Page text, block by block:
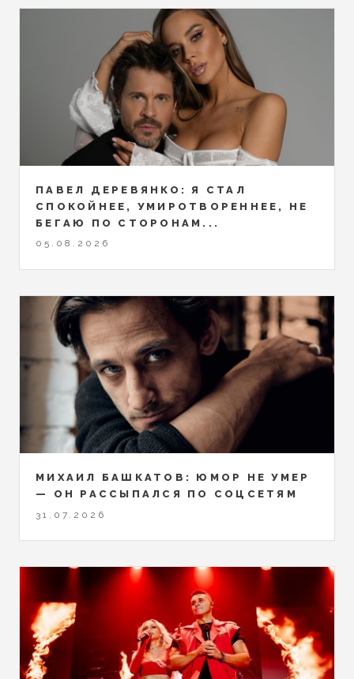
ПАВЕЛ ДЕРЕВЯНКО: Я СТАЛ
СПОКОЙНЕЕ, УМИРОТВОРЕННЕЕ, НЕ
БЕГАЮ ПО СТОРОНАМ...
05.08.2026
МИХАИЛ БАШКАТОВ: ЮМОР НЕ УМЕР
— ОН РАССЫПАЛСЯ ПО СОЦСЕТЯМ
31.07.2026